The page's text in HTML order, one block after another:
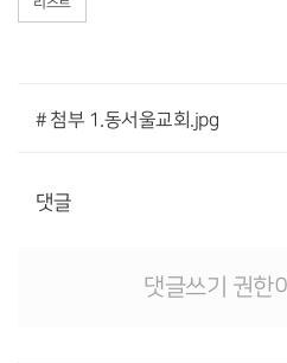
리스트
# 첨부 1.동서울교회.jpg
댓글
댓글쓰기 권한